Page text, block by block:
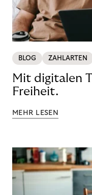
BLOG ZAHLARTEN
Mit digitalen
Freiheit.
MEHR LESEN